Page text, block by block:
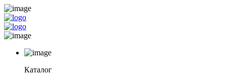
Каталог